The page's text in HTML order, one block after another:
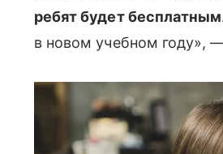
ребят будет бесплатным
в новом учебном году»,